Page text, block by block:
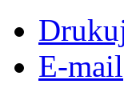
E-mail